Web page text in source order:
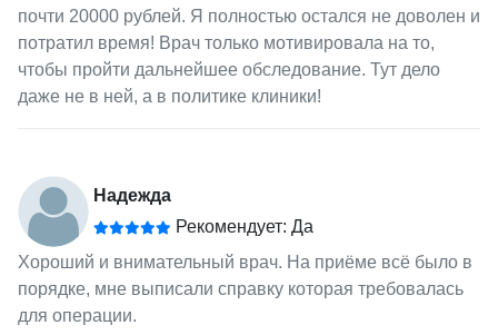
почти 20000 рублей. Я полностью остался не доволен и
потратил время! Врач только мотивировала на то,
чтобы пройти дальнейшее обследование. Тут дело
даже не в ней, а в политике клиники!
Надежда
Рекомендует: Да
Хороший и внимательный врач. На приёме всё было в
порядке, мне выписали справку которая требовалась
для операции.